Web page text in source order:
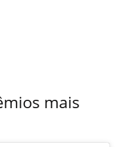
mais